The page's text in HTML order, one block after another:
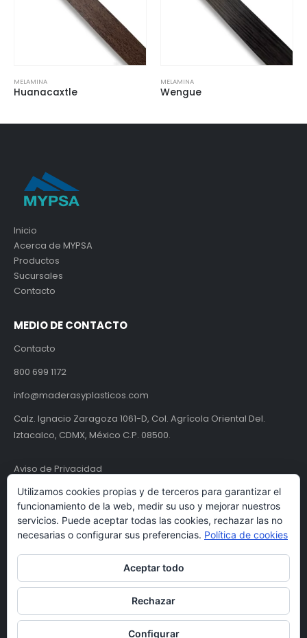
MELAMINA
Huanacaxtle
MELAMINA
Wengue
Inicio
Acerca de MYPSA
Productos
Sucursales
Contacto
MEDIO DE CONTACTO
Contacto
800 699 1172
info@maderasyplasticos.com
Calz. Ignacio Zaragoza 1061-D, Col. Agrícola Oriental Del.
Iztacalco, CDMX, México C.P. 08500.
Aviso de Privacidad
Términos y condiciones
© Maderas y Plásticos S.A. de C.V. | MYPSA 2024. Todos los derechos
Utilizamos cookies propias y de terceros para garantizar el
funcionamiento de la web, medir su uso y mejorar nuestros
servicios. Puede aceptar todas las cookies, rechazar las no
necesarias o configurar sus preferencias. Política de cookies
Aceptar todo
Rechazar
Configurar